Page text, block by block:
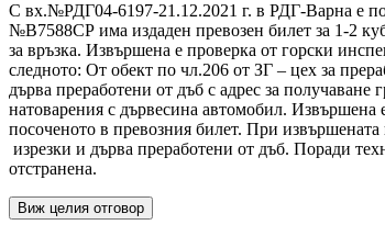
С вх.№РДГ04-6197-21.12.2021 г. в РДГ-Варна е
№В7588СР има издаден превозен билет за 1-2
за връзка. Извършена е проверка от горски
следното: От обект по чл.206 от ЗГ – цех за
дърва преработени от дъб с адрес за
натоварения с дървесина автомобил. Извършена
посоченото в превозния билет. При
изрезки и дърва преработени от дъб. Поради
отстранена.
Виж целия отговор